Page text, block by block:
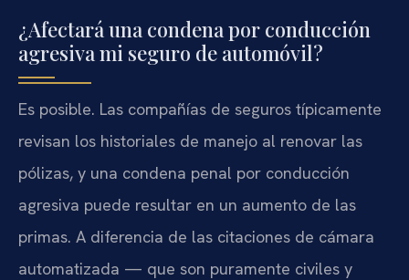
¿Afectará una condena por conducción
agresiva mi seguro de automóvil?
Es posible. Las compañías de seguros típicamente
revisan los historiales de manejo al renovar las
pólizas, y una condena penal por conducción
agresiva puede resultar en un aumento de las
primas. A diferencia de las citaciones de cámara
automatizada — que son puramente civiles y